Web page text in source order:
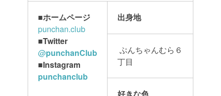
■ホームページ
punchan.club
■Twitter
@punchanClub
■Instagram
punchanclub
出身地
ぷんちゃんむら６
丁目